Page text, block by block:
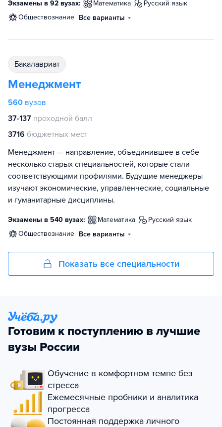
Экзамены в 92 вузах: математика
русский язык
обществознание Все варианты
бакалавриат
Менеджмент
560 вузов
37-137 проходной балл
3716 бюджетных мест
Менеджмент — направление, объединившее в себе
несколько старых специальностей, которые стали
соответствующими профилями. Будущие менеджеры
изучают экономические, управленческие, социальные
и гуманитарные дисциплины.
Экзамены в 540 вузах: математика
русский язык
обществознание Все варианты
Показать все специальности
Готовим к поступлению в лучшие
вузы России
Обучение в комфортном темпе без
стресса
Ежемесячные пробники и аналитика
прогресса
Постоянная поддержка личного